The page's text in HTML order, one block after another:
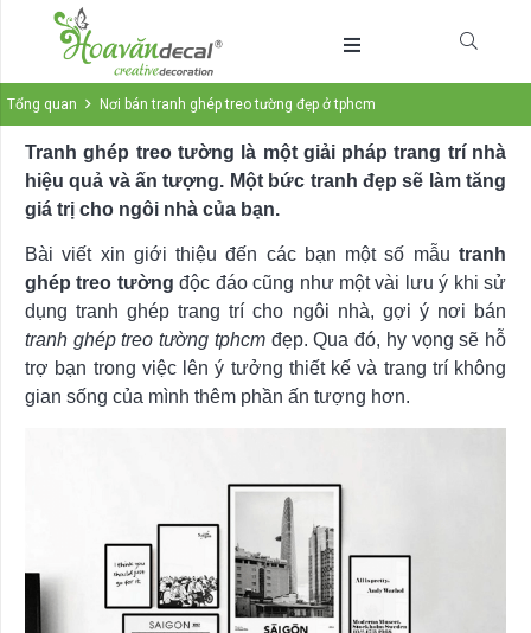
Tổng quan Nơi bán tranh ghép treo tường đẹp ở tphcm
Tranh ghép treo tường là một giải pháp trang trí nhà
hiệu quả và ấn tượng. Một bức tranh đẹp sẽ làm tăng
giá trị cho ngôi nhà của bạn.
Bài viết xin giới thiệu đến các bạn một số mẫu tranh
ghép treo tường độc đáo cũng như một vài lưu ý khi sử
dụng tranh ghép trang trí cho ngôi nhà, gợi ý nơi bán
tranh ghép treo tường tphcm đẹp. Qua đó, hy vọng sẽ hỗ
trợ bạn trong việc lên ý tưởng thiết kế và trang trí không
gian sống của mình thêm phần ấn tượng hơn.